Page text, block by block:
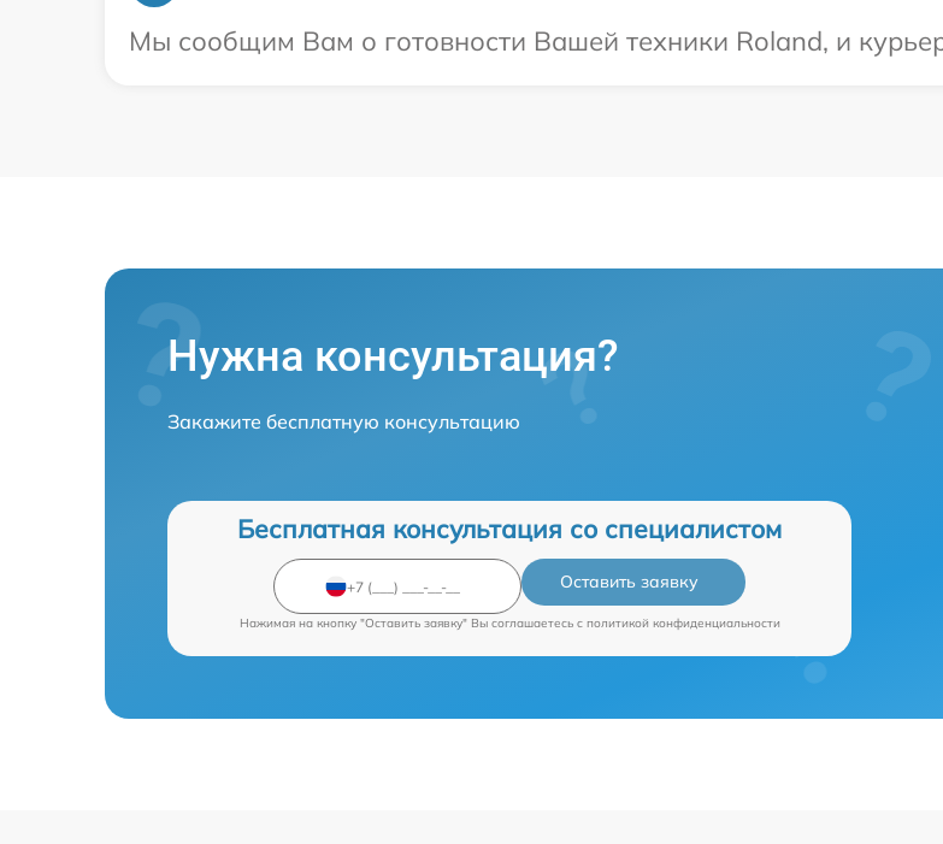
Мы сообщим Вам о готовности Вашей техники Roland, и
Нужна консультация?
Закажите бесплатную консультацию
Бесплатная консультация со специалистом
Оставить заявку
Нажимая на кнопку "Оставить заявку" Вы соглашаетесь c политикой конфиденциальности